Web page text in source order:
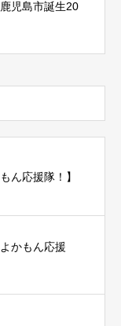
児島市誕生20
ん応援隊！】
かもん応援